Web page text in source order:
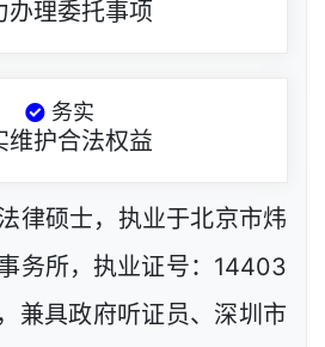
办理委托事项
务实
维护合法权益
律硕士，执业于北京市炜
务所，执业证号：14403
兼具政府听证员、深圳市